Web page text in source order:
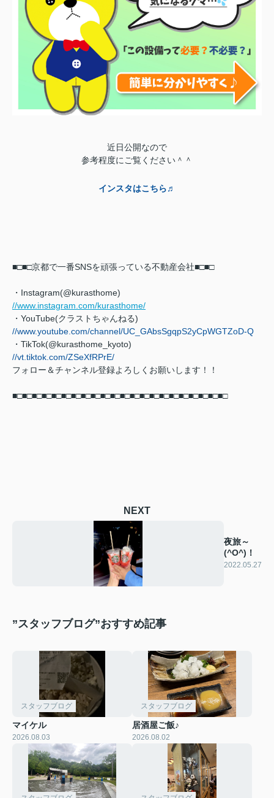
近日公開なので
参考程度にご覧ください＾＾
インスタはこちら♬
■□■□京都で一番SNSを頑張っている不動産会社■□■□
・Instagram(@kurasthome)
//www.instagram.com/kurasthome/
・YouTube(クラストちゃんねる)
//www.youtube.com/channel/UC_GAbsSgqpS2yCpWGTZoD-Q
・TikTok(@kurasthome_kyoto)
//vt.tiktok.com/ZSeXfRPrE/
フォロー＆チャンネル登録よろしくお願いします！！
■□■□■□■□■□■□■□■□■□■□■□■□■□■□■□■□■□■□■□■□■□■□
NEXT
夜旅～
(^O^)！
2022.05.27
”スタッフブログ”おすすめ記事
スタッフブログ
マイケル
2026.08.03
スタッフブログ
居酒屋ご飯♪
2026.08.02